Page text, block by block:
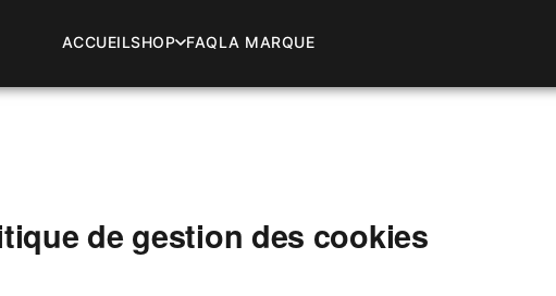
ACCUEILSHOP FAQLA MARQUE
de gestion des cookies